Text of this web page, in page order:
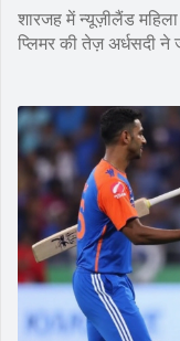
शारजह में न्यूज़ीलैंड
प्लिमर की तेज़ अर्धसदी ने